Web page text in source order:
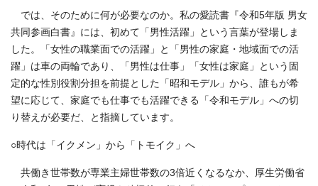
では、そのために何が必要なのか。私の愛読書『令和5年版 男女
共同参画白書』には、初めて「男性活躍」という言葉が登場しま
した。「女性の職業面での活躍」と「男性の家庭・地域面での活
躍」は車の両輪であり、「男性は仕事」「女性は家庭」という固
定的な性別役割分担を前提とした「昭和モデル」から、誰もが希
望に応じて、家庭でも仕事でも活躍できる「令和モデル」への切
り替えが必要だ、と指摘しています。
○時代は「イクメン」から「トモイク」へ
共働き世帯数が専業主婦世帯数の3倍近くなるなか、厚生労働省